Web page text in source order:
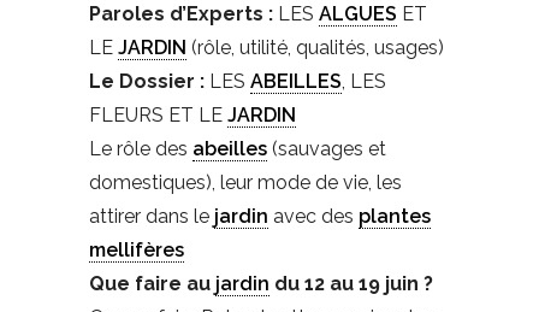
Paroles d’Experts : LES ALGUES ET
LE JARDIN (rôle, utilité, qualités, usages)
Le Dossier : LES ABEILLES , LES
FLEURS ET LE JARDIN
Le rôle des abeilles (sauvages et
domestiques), leur mode de vie, les
attirer dans le jardin avec des plantes
mellifères
Que faire au jardin du 12 au 19 juin ?